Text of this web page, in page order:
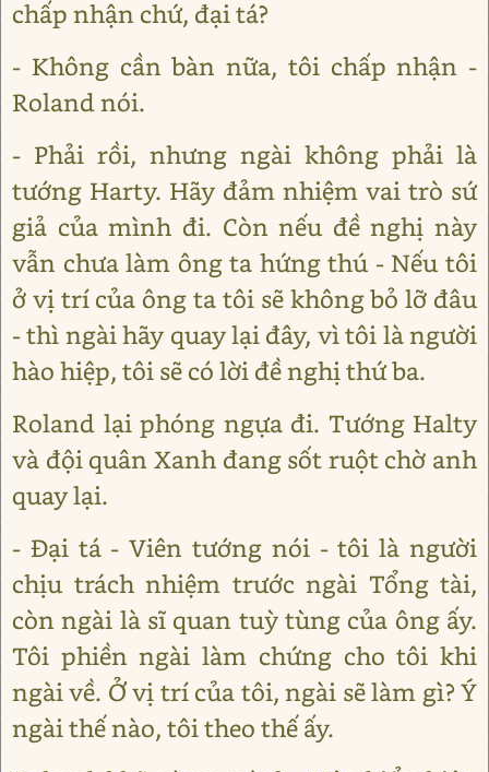
chấp nhận chứ, đại tá?
- Không cần bàn nữa, tôi chấp nhận -
Roland nói.
- Phải rồi, nhưng ngài không phải là
tướng Harty. Hãy đảm nhiệm vai trò sứ
giả của mình đi. Còn nếu đề nghị này
vẫn chưa làm ông ta hứng thú - Nếu tôi
ở vị trí của ông ta tôi sẽ không bỏ lỡ đâu
- thì ngài hãy quay lại đây, vì tôi là người
hào hiệp, tôi sẽ có lời đề nghị thứ ba.
Roland lại phóng ngựa đi. Tướng Halty
và đội quân Xanh đang sốt ruột chờ anh
quay lại.
- Đại tá - Viên tướng nói - tôi là người
chịu trách nhiệm trước ngài Tổng tài,
còn ngài là sĩ quan tuỳ tùng của ông ấy.
Tôi phiền ngài làm chứng cho tôi khi
ngài về. Ở vị trí của tôi, ngài sẽ làm gì? Ý
ngài thế nào, tôi theo thế ấy.